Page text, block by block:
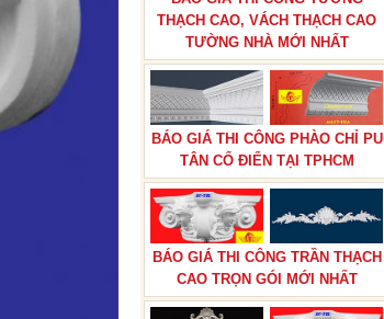
THẠCH CAO, VÁCH THẠCH CAO
TƯỜNG NHÀ MỚI NHẤT
BÁO GIÁ THI CÔNG PHÀO CHỈ PU
TÂN CỔ ĐIỂN TẠI TPHCM
BÁO GIÁ THI CÔNG TRẦN THẠCH
CAO TRỌN GÓI MỚI NHẤT